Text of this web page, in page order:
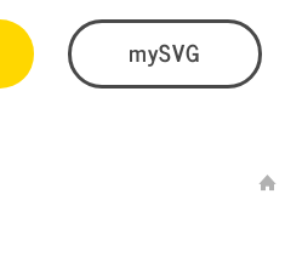
mySVG